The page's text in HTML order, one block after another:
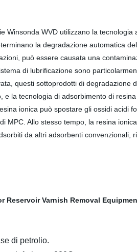
Winsonda WVD utilizzano la
la degradazione automatica
può essere causata una
di lubrificazione sono
questi sottoprodotti di
e la tecnologia di adsorbimento di
ionica può spostare gli ossidi acidi
MPC. Allo stesso tempo, la resina
da altri adsorbenti
di petrolio.